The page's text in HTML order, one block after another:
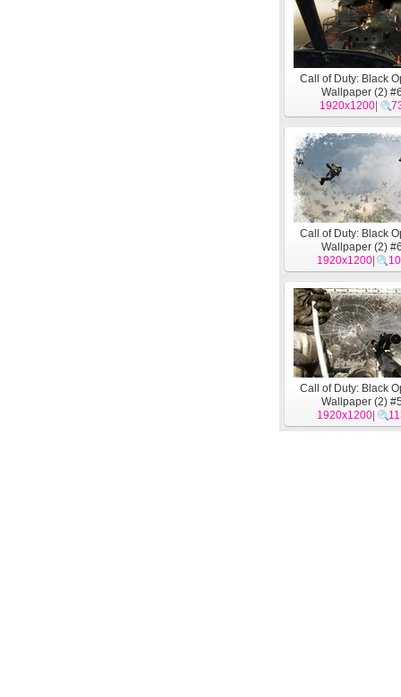
Call of Duty: Black
Wallpaper (2)
1920x1200
Call of Duty: Black
Wallpaper (2)
1920x1200
Call of Duty: Black
Wallpaper (2)
1920x1200